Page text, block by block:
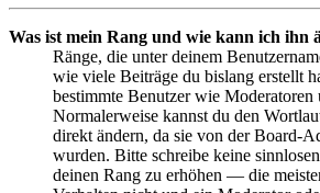
Was ist mein Rang und wie kann ich ihn
Ränge, die unter deinem
wie viele Beiträge du bislang erstellt
bestimmte Benutzer wie
Normalerweise kannst du den
direkt ändern, da sie von der Board-
wurden. Bitte schreibe keine
deinen Rang zu erhöhen — die